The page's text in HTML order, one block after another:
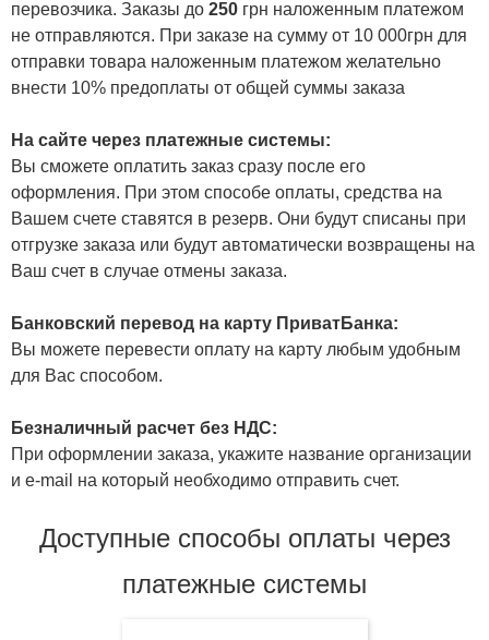
перевозчика. Заказы до 250 грн наложенным платежом
не отправляются. При заказе на сумму от 10 000грн для
отправки товара наложенным платежом желательно
внести 10% предоплаты от общей суммы заказа
На сайте через платежные системы:
Вы сможете оплатить заказ сразу после его
оформления. При этом способе оплаты, средства на
Вашем счете ставятся в резерв. Они будут списаны при
отгрузке заказа или будут автоматически возвращены на
Ваш счет в случае отмены заказа.
Банковский перевод на карту ПриватБанка:
Вы можете перевести оплату на карту любым удобным
для Вас способом.
Безналичный расчет без НДС:
При оформлении заказа, укажите название организации
и e-mail на который необходимо отправить счет.
Доступные способы оплаты через
платежные системы